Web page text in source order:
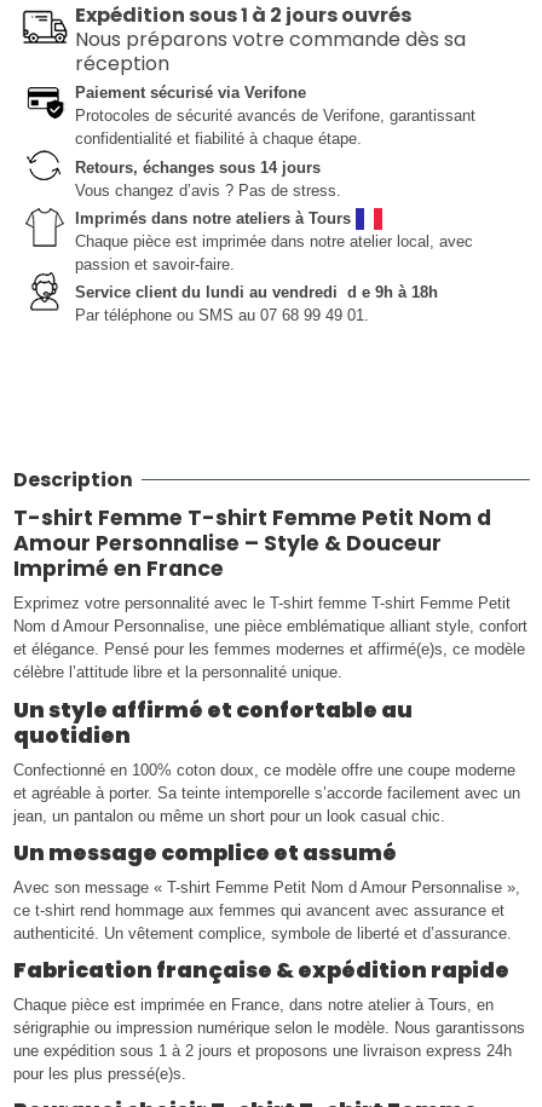
Expédition sous 1 à 2 jours ouvrés
Nous préparons votre commande dès sa
réception
Paiement sécurisé via Verifone
Protocoles de sécurité avancés de Verifone, garantissant
confidentialité et fiabilité à chaque étape.
Retours, échanges sous 14 jours
Vous changez d’avis ? Pas de stress.
Imprimés dans notre ateliers à Tours
Chaque pièce est imprimée dans notre atelier local, avec
passion et savoir-faire.
Service client du lundi au vendredi d e 9h à 18h
Par téléphone ou SMS au 07 68 99 49 01.
Description
T-shirt Femme T-shirt Femme Petit Nom d
Amour Personnalise – Style & Douceur
Imprimé en France
Exprimez votre personnalité avec le T-shirt femme T-shirt Femme Petit
Nom d Amour Personnalise, une pièce emblématique alliant style, confort
et élégance. Pensé pour les femmes modernes et affirmé(e)s, ce modèle
célèbre l’attitude libre et la personnalité unique.
Un style affirmé et confortable au
quotidien
Confectionné en 100% coton doux, ce modèle offre une coupe moderne
et agréable à porter. Sa teinte intemporelle s’accorde facilement avec un
jean, un pantalon ou même un short pour un look casual chic.
Un message complice et assumé
Avec son message « T-shirt Femme Petit Nom d Amour Personnalise »,
ce t-shirt rend hommage aux femmes qui avancent avec assurance et
authenticité. Un vêtement complice, symbole de liberté et d’assurance.
Fabrication française & expédition rapide
Chaque pièce est imprimée en France, dans notre atelier à Tours, en
sérigraphie ou impression numérique selon le modèle. Nous garantissons
une expédition sous 1 à 2 jours et proposons une livraison express 24h
pour les plus pressé(e)s.